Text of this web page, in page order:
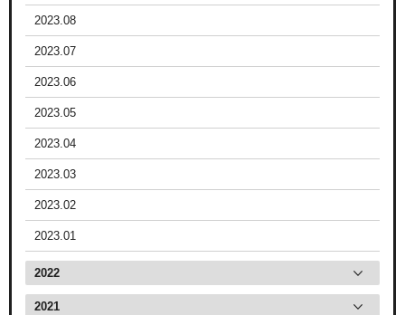
2023.08
2023.07
2023.06
2023.05
2023.04
2023.03
2023.02
2023.01
2022
2021